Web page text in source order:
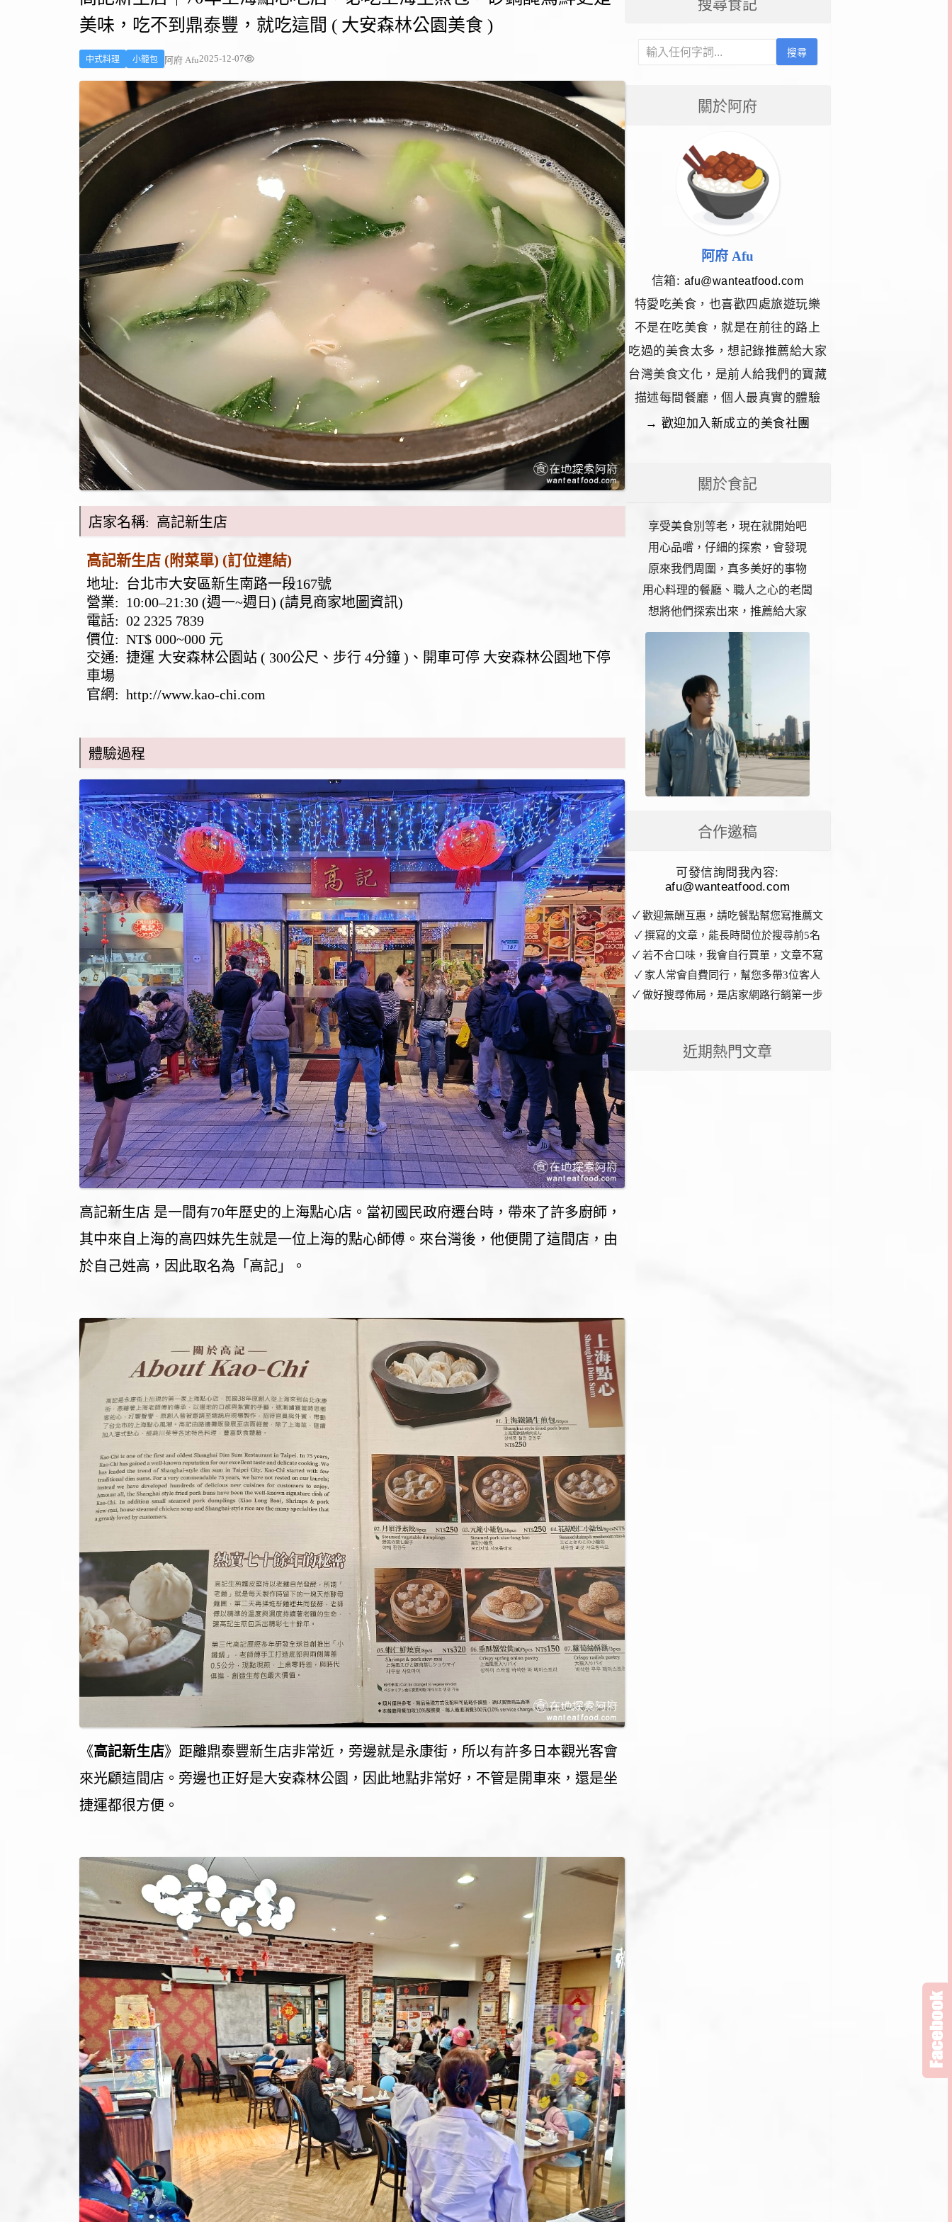
美味，吃不到鼎泰豐，就吃這間 ( 大安森林公園美食 )
中式料理 小籠包 阿府 Afu2025-12-07
店家名稱: 高記新生店
高記新生店 (附菜單) (訂位連結)
地址: 台北市大安區新生南路一段167號
營業: 10:00–21:30 (週一~週日) (請見商家地圖資訊)
電話: 02 2325 7839
價位: NT$ 000~000 元
交通: 捷運 大安森林公園站 ( 300公尺、步行 4分鐘 )、開車可停 大安森林公園地下停
車場
官網: http://www.kao-chi.com
體驗過程
高記新生店 是一間有70年歷史的上海點心店。當初國民政府遷台時，帶來了許多廚師，
其中來自上海的高四妹先生就是一位上海的點心師傅。來台灣後，他便開了這間店，由
於自己姓高，因此取名為「高記」。
《高記新生店》距離鼎泰豐新生店非常近，旁邊就是永康街，所以有許多日本觀光客會
來光顧這間店。旁邊也正好是大安森林公園，因此地點非常好，不管是開車來，還是坐
捷運都很方便。
搜尋食記
搜尋
關於阿府
阿府 Afu
信箱: afu@wanteatfood.com
特愛吃美食，也喜歡四處旅遊玩樂
不是在吃美食，就是在前往的路上
吃過的美食太多，想記錄推薦給大家
台灣美食文化，是前人給我們的寶藏
描述每間餐廳，個人最真實的體驗
→ 歡迎加入新成立的美食社團
關於食記
享受美食別等老，現在就開始吧
用心品嚐，仔細的探索，會發現
原來我們周圍，真多美好的事物
用心料理的餐廳、職人之心的老闆
想將他們探索出來，推薦給大家
合作邀稿
可發信詢問我內容:
afu@wanteatfood.com
✓ 歡迎無酬互惠，請吃餐點幫您寫推薦文
✓ 撰寫的文章，能長時間位於搜尋前5名
✓ 若不合口味，我會自行買單，文章不寫
✓ 家人常會自費同行，幫您多帶3位客人
✓ 做好搜尋佈局，是店家網路行銷第一步
近期熱門文章